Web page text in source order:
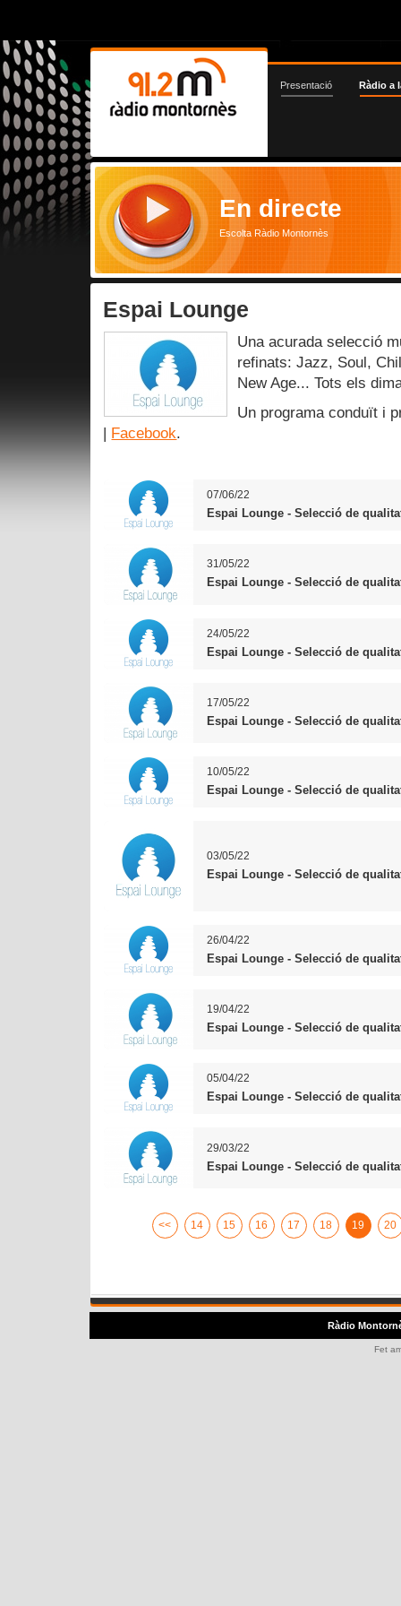
Presentació Ràdio a
En directe
Escolta Ràdio Montornès
Espai Lounge
Una acurada selecció
refinats: Jazz, Soul,
New Age... Tots els
Un programa conduït i
| Facebook.
07/06/22
Espai Lounge - Selecció de
31/05/22
Espai Lounge - Selecció de
24/05/22
Espai Lounge - Selecció de
17/05/22
Espai Lounge - Selecció de
10/05/22
Espai Lounge - Selecció de
03/05/22
Espai Lounge - Selecció de
26/04/22
Espai Lounge - Selecció de
19/04/22
Espai Lounge - Selecció de
05/04/22
Espai Lounge - Selecció de
29/03/22
Espai Lounge - Selecció de
<< 14 15 16 17 18 19 20
Ràdio
Fet